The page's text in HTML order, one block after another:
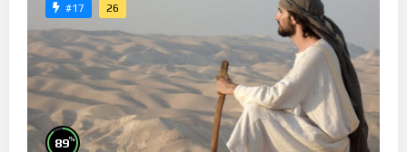
#17 26
89%